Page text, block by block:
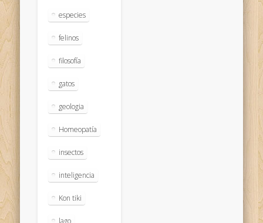
especies
felinos
filosofía
gatos
geologia
Homeopatía
insectos
inteligencia
Kon tiki
lago